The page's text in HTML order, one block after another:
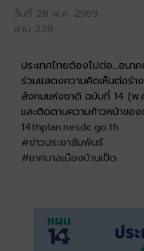
วันที่ 28 พ.ค. 2569
อ่าน 228
ประเทศไทยต้องไปต่อ...อน
ร่วมแสดงความคิดเห็นต่อร่
สังคมแห่งชาติ ฉบับที่ 14 (พ.
และติดตามความก้าวหน้าข
14thplan.nesdc.go.th
#ข่าวประชาสัมพันธ์
#เทศบาลเมืองบ้านเป็ด